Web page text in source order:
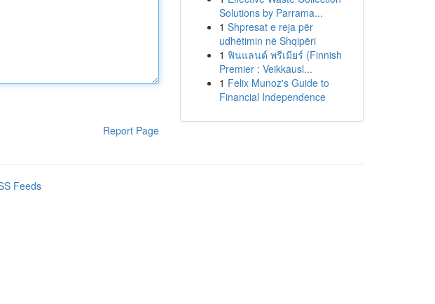
Report Page
Solutions by Parrama...
1 Shpresat e reja për
udhëtimin në Shqipëri
1 ฟินแลนด์ พรีเมียร์ (Finnish
Premier : Veikkausl...
1 Felix Munoz's Guide to
Financial Independence
Feeds